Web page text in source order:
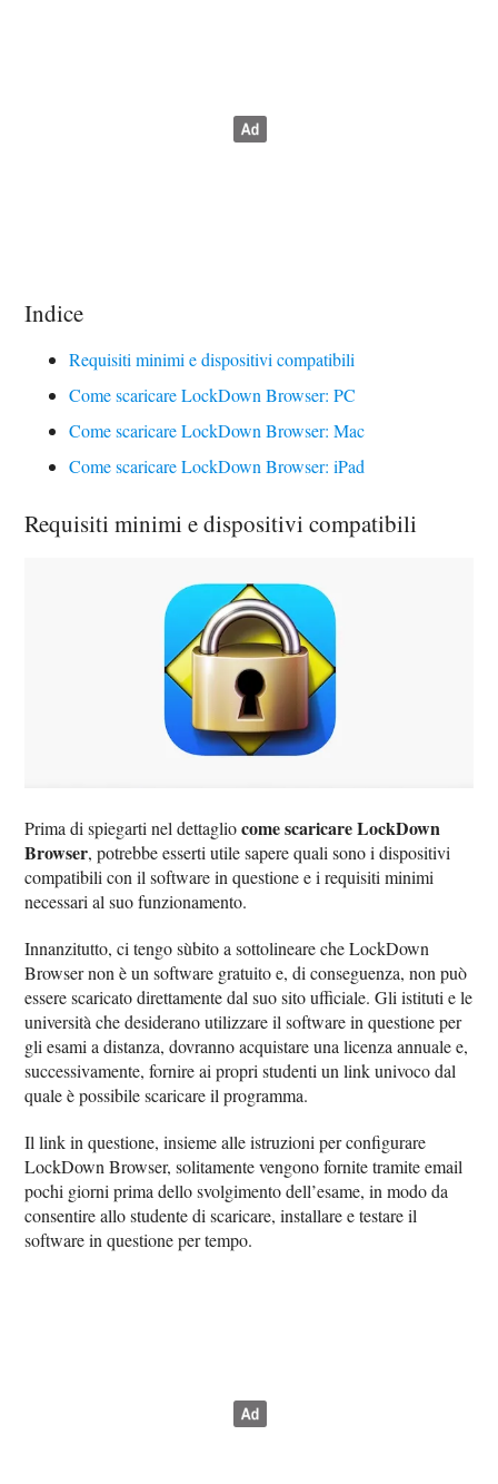
Indice
Requisiti minimi e dispositivi compatibili
Come scaricare LockDown Browser: PC
Come scaricare LockDown Browser: Mac
Come scaricare LockDown Browser: iPad
Requisiti minimi e dispositivi compatibili
Prima di spiegarti nel dettagliocome scaricare LockDown
Browser, potrebbe esserti utile sapere quali sono i dispositivi
compatibili con il software in questione e i requisiti minimi
necessari al suo funzionamento.
Innanzitutto, ci tengo sùbito a sottolineare che LockDown
Browser non è un software gratuito e, di conseguenza, non può
essere scaricato direttamente dal suo sito ufficiale. Gli istituti e le
università che desiderano utilizzare il software in questione per
gli esami a distanza, dovranno acquistare una licenza annuale e,
successivamente, fornire ai propri studenti un link univoco dal
quale è possibile scaricare il programma.
Il link in questione, insieme alle istruzioni per configurare
LockDown Browser, solitamente vengono fornite tramite email
pochi giorni prima dello svolgimento dell’esame, in modo da
consentire allo studente di scaricare, installare e testare il
software in questione per tempo.